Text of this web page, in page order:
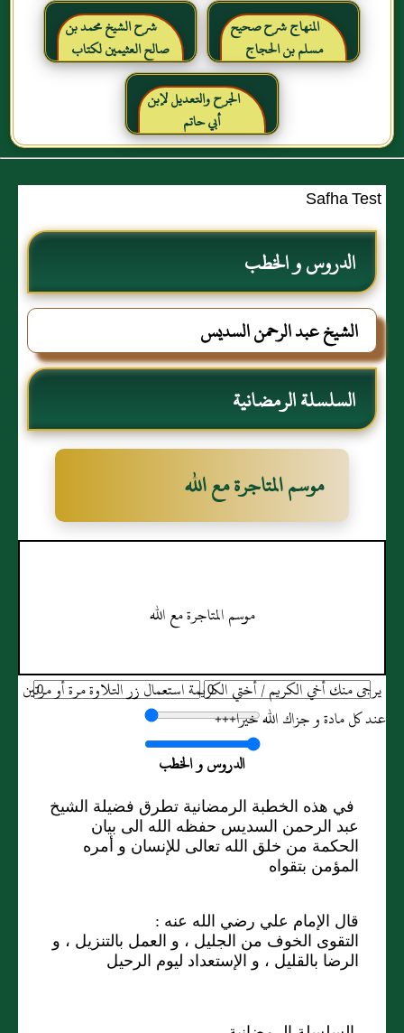
المنهاج شرح صحيح
مسلم بن الحجاج
شرح الشيخ محمد بن
صالح العثيمين لكتاب
رياض الصالحين للإمام
النووي رحمهم الله تعالىالجرح والتعديل لإبن
أبي حاتم
Safha Test
الدروس و الخطب
الشيخ عبد الرحمن السديس
السلسلة الرمضانية
موسم المتاجرة مع الله
موسم المتاجرة مع الله
يرجى منك أخي الكريم / أختي الكريمة استعمال زر التلاوة مرة أو مرتين
عند كل مادة و جزاك الله خيرا+++
الدروس و الخطب
في هذه الخطبة الرمضانية تطرق فضيلة الشيخ
عبد الرحمن السديس حفظه الله الى بيان
الحكمة من خلق الله تعالى للإنسان و أمره
المؤمن بتقواه
قال الإمام علي رضي الله عنه :
التقوى الخوف من الجليل ، و العمل بالتنزيل ، و
الرضا بالقليل ، و الإستعداد ليوم الرحيل